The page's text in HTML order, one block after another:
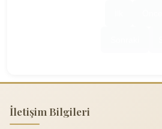
İletişim Bilgileri